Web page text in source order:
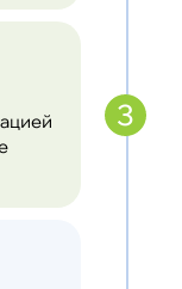
3